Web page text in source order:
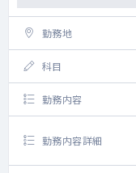
勤務地
科目
勤務内容
勤務内容詳細